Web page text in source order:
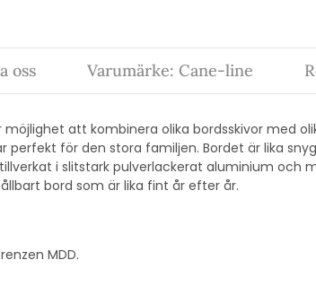
att kombinera olika bordsskivor med
perfekt för den stora familjen. Bordet är lika
i slitstark pulverlackerat aluminium och
bord som är lika fint år efter år.
MDD.
oss Varumärke: Cane-line